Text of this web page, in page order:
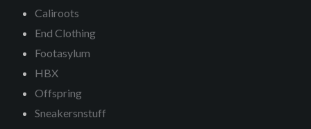
Caliroots
End Clothing
Footasylum
HBX
Offspring
Sneakersnstuff